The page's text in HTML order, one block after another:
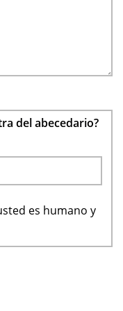
del abecedario?
es humano y